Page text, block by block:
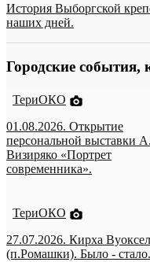
История Выборгской
наших дней.
Городские события,
ТериОКО
01.08.2026. Открытие
персональной выставки А.
Визиряко «Портрет
современника».
ТериОКО
27.07.2026. Кирха
(п.Ромашки). Было - стало.